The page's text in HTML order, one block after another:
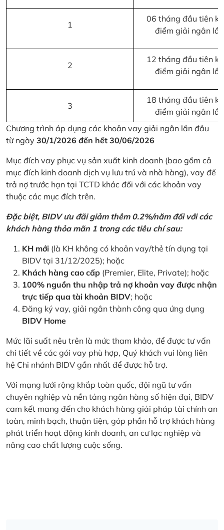
1
06 tháng đầu tiên
điểm giải ngân
2
12 tháng đầu tiên
điểm giải ngân
3
18 tháng đầu tiên
điểm giải ngân
Chương trình áp dụng các khoản vay giải ngân lần đầu
từ ngày 30/1/2026 đến hết 30/06/2026
Mục đích vay phục vụ sản xuất kinh doanh (bao gồm cả
mục đích kinh doanh dịch vụ lưu trú và nhà hàng), vay để
trả nợ trước hạn tại TCTD khác đối với các khoản vay
thuộc các mục đích trên.
Đặc biệt, BIDV ưu đãi giảm thêm 0.2%/năm đối với các
khách hàng thỏa mãn 1 trong các tiêu chí sau:
KH mới (là KH không có khoản vay/thẻ tín dụng tại
BIDV tại 31/12/2025); hoặc
Khách hàng cao cấp (Premier, Elite, Private); hoặc
100% nguồn thu nhập trả nợ khoản vay được nhận
trực tiếp qua tài khoản BIDV; hoặc
Đăng ký vay, giải ngân thành công qua ứng dụng
BIDV Home
Mức lãi suất nêu trên là mức tham khảo, để được tư vấn
chi tiết về các gói vay phù hợp, Quý khách vui lòng liên
hệ Chi nhánh BIDV gần nhất để được hỗ trợ.
Với mạng lưới rộng khắp toàn quốc, đội ngũ tư vấn
chuyên nghiệp và nền tảng ngân hàng số hiện đại, BIDV
cam kết mang đến cho khách hàng giải pháp tài chính an
toàn, minh bạch, thuận tiện, góp phần hỗ trợ khách hàng
phát triển hoạt động kinh doanh, an cư lạc nghiệp và
nâng cao chất lượng cuộc sống.